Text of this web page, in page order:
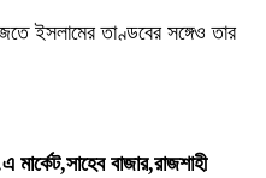
ইসলামের তাণ্ডবের সঙ্গেও তার
বাজার,রাজশাহী